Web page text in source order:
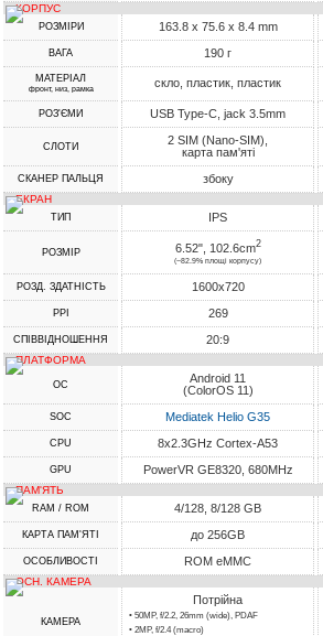
КОРПУС
РОЗМІРИ 163.8 x 75.6 x 8.4 mm
ВАГА 190 г
МАТЕРІАЛ
фронт, низ, рамка скло, пластик, пластик
РОЗ'ЄМИ USB Type-C, jack 3.5mm
СЛОТИ
2 SIM (Nano-SIM),
карта пам'яті
СКАНЕР ПАЛЬЦЯ збоку
ЕКРАН
ТИП IPS
РОЗМІР 6.52", 102.6cm2
(~82.9% площі корпусу)
РОЗД. ЗДАТНІСТЬ 1600x720
PPI 269
СПІВВІДНОШЕННЯ 20:9
ПЛАТФОРМА
ОС
Android 11
(ColorOS 11)
SOC Mediatek Helio G35
CPU 8x2.3GHz Cortex-A53
GPU PowerVR GE8320, 680MHz
ПАМ'ЯТЬ
RAM / ROM 4/128, 8/128 GB
КАРТА ПАМ'ЯТІ до 256GB
ОСОБЛИВОСТІ ROM eMMC
ОСН. КАМЕРА
КАМЕРА
Потрійна
• 50MP, f/2.2, 26mm (wide), PDAF
• 2MP, f/2.4 (macro)